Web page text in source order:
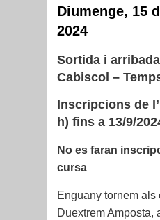
Diumenge, 15
2024
Sortida i
Cabiscol –
Inscripcions de
h) fins a 13/9/
No es faran
cursa
Enguany tornem als
Duextrem Amposta,